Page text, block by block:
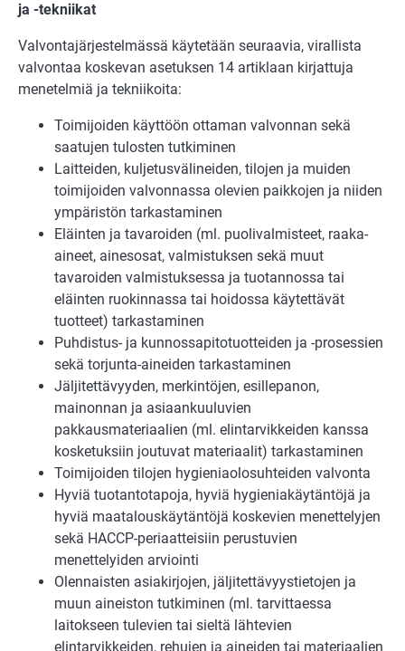
ja -tekniikat
Valvontajärjestelmässä käytetään seuraavia, virallista
valvontaa koskevan asetuksen 14 artiklaan kirjattuja
menetelmiä ja tekniikoita:
Toimijoiden käyttöön ottaman valvonnan sekä
saatujen tulosten tutkiminen
Laitteiden, kuljetusvälineiden, tilojen ja muiden
toimijoiden valvonnassa olevien paikkojen ja niiden
ympäristön tarkastaminen
Eläinten ja tavaroiden (ml. puolivalmisteet, raaka-
aineet, ainesosat, valmistuksen sekä muut
tavaroiden valmistuksessa ja tuotannossa tai
eläinten ruokinnassa tai hoidossa käytettävät
tuotteet) tarkastaminen
Puhdistus- ja kunnossapitotuotteiden ja -prosessien
sekä torjunta-aineiden tarkastaminen
Jäljitettävyyden, merkintöjen, esillepanon,
mainonnan ja asiaankuuluvien
pakkausmateriaalien (ml. elintarvikkeiden kanssa
kosketuksiin joutuvat materiaalit) tarkastaminen
Toimijoiden tilojen hygieniaolosuhteiden valvonta
Hyviä tuotantotapoja, hyviä hygieniakäytäntöjä ja
hyviä maatalouskäytäntöjä koskevien menettelyjen
sekä HACCP-periaatteisiin perustuvien
menettelyiden arviointi
Olennaisten asiakirjojen, jäljitettävyystietojen ja
muun aineiston tutkiminen (ml. tarvittaessa
laitokseen tulevien tai sieltä lähtevien
elintarvikkeiden, rehujen ja aineiden tai materiaalien